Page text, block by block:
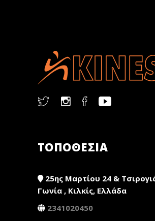
ΤΟΠΟΘΕΣΙΑ
25ης Μαρτίου 24 &
Γωνία , Κιλκίς, Ελλάδα
2341020450